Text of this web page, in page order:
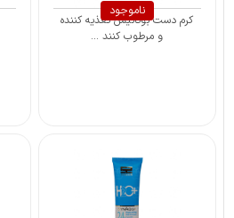
ناموجود
کرم دست بوتانیس تغذیه کننده
و مرطوب کنند ...